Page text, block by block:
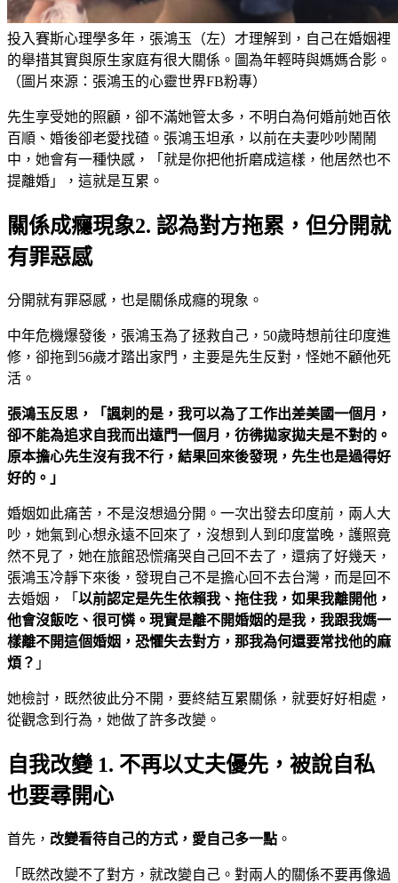
投入賽斯心理學多年，張鴻玉（左）才理解到，自己在婚姻裡
的舉措其實與原生家庭有很大關係。圖為年輕時與媽媽合影。
（圖片來源：張鴻玉的心靈世界FB粉專）
先生享受她的照顧，卻不滿她管太多，不明白為何婚前她百依
百順、婚後卻老愛找碴。張鴻玉坦承，以前在夫妻吵吵鬧鬧
中，她會有一種快感，「就是你把他折磨成這樣，他居然也不
提離婚」，這就是互累。
關係成癮現象2. 認為對方拖累，但分開就
有罪惡感
分開就有罪惡感，也是關係成癮的現象。
中年危機爆發後，張鴻玉為了拯救自己，50歲時想前往印度進
修，卻拖到56歲才踏出家門，主要是先生反對，怪她不顧他死
活。
張鴻玉反思，「諷刺的是，我可以為了工作出差美國一個月，
卻不能為追求自我而出遠門一個月，彷彿拋家拋夫是不對的。
原本擔心先生沒有我不行，結果回來後發現，先生也是過得好
好的。」
婚姻如此痛苦，不是沒想過分開。一次出發去印度前，兩人大
吵，她氣到心想永遠不回來了，沒想到人到印度當晚，護照竟
然不見了，她在旅館恐慌痛哭自己回不去了，還病了好幾天，
張鴻玉冷靜下來後，發現自己不是擔心回不去台灣，而是回不
去婚姻，「 以前認定是先生依賴我、拖住我，如果我離開他，
他會沒飯吃、很可憐。現實是離不開婚姻的是我，我跟我媽一
樣離不開這個婚姻，恐懼失去對方，那我為何還要常找他的麻
煩？ 」
她檢討，既然彼此分不開，要終結互累關係，就要好好相處，
從觀念到行為，她做了許多改變。
自我改變 1. 不再以丈夫優先，被說自私
也要尋開心
首先， 改變看待自己的方式，愛自己多一點 。
「既然改變不了對方，就改變自己。對兩人的關係不要再像過